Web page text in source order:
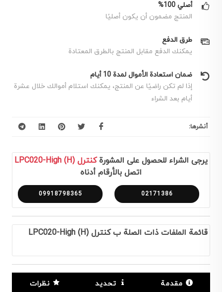
أصلي 100%
المنتج مضمون أن يكون أصليًا
طرق الدفع
يمكنك الدفع مقابل المنتج بالطرق المعتادة
ضمان استعادة الأموال لمدة 10 أيام
إذا لم تكن راضيًا عن المنتج، يمكنك استلام أموالك خلال عشرة
أيام بعد الشراء
أنشرها:
يرجى الشراء للحصول على المشورةکنترل LPC020-High (H)
اتصل بالأرقام أدناه
02171386
09918798365
قائمة الملفات ذات الصلة ب کنترل LPC020-High (H)
مقدمة تحديد نظرات